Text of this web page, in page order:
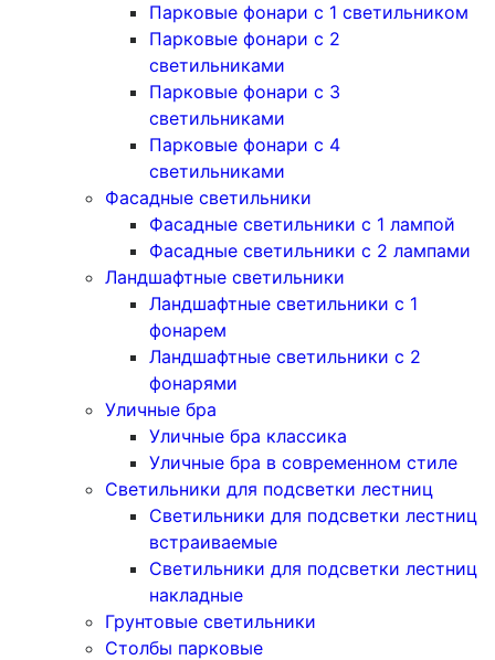
Парковые фонари с 1 светильником
Парковые фонари с 2
светильниками
Парковые фонари с 3
светильниками
Парковые фонари с 4
светильниками
Фасадные светильники
Фасадные светильники с 1 лампой
Фасадные светильники c 2 лампами
Ландшафтные светильники
Ландшафтные светильники с 1
фонарем
Ландшафтные светильники с 2
фонарями
Уличные бра
Уличные бра классика
Уличные бра в современном стиле
Светильники для подсветки лестниц
Светильники для подсветки лестниц
встраиваемые
Светильники для подсветки лестниц
накладные
Грунтовые светильники
Столбы парковые